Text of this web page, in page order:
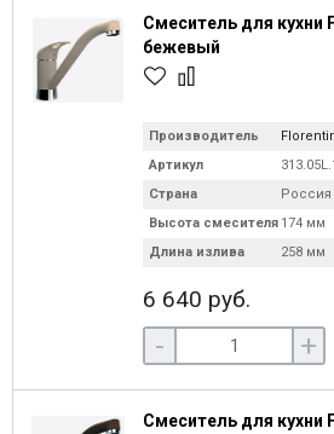
Смеситель для кухни
бежевый
Производитель
Артикул
Страна
Россия
Высота смесителя 174 мм
Длина излива
258 мм
6 640 руб.
- +
Смеситель для кухни